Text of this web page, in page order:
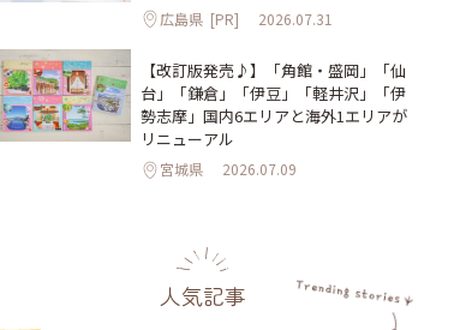
広島県 [PR] 2026.07.31
【改訂版発売♪】「角館・盛岡」「仙
台」「鎌倉」「伊豆」「軽井沢」「伊
勢志摩」国内6エリアと海外1エリアが
リニューアル
宮城県 2026.07.09
人気記事